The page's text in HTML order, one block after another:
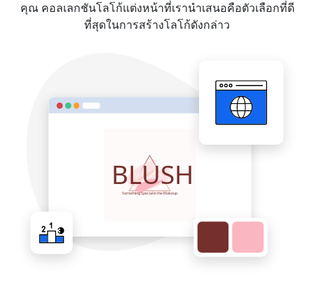
คุณ คอลเลกชันโลโก้แต่งหน้าที่เรานำเสนอคือตัวเลือกที่ดี
ที่สุดในการสร้างโลโก้ดังกล่าว